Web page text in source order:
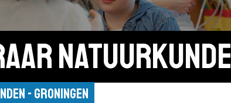
Natuurkunde
- Groningen